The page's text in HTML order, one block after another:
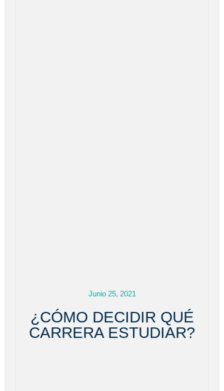
Junio 25, 2021
¿CÓMO DECIDIR QUÉ
CARRERA ESTUDIAR?